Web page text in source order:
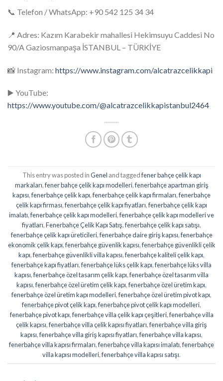
📞 Telefon / WhatsApp: +90 542 125 34 34
📍 Adres: Kazım Karabekir mahallesi Hekimsuyu Caddesi No
90/A Gaziosmanpaşa İSTANBUL – TÜRKİYE
📸 Instagram: https://www.instagram.com/alcatrazcelikkapi
▶️ YouTube:
https://www.youtube.com/@alcatrazcelikkapistanbul2464
This entry was posted inGenel and taggedfener bahçe çelik kapı
markaları,fener bahçe çelik kapı modelleri,fenerbahçe apartman giriş
kapısı,fenerbahçe çelik kapı,fenerbahçe çelik kapı firmaları,fenerbahçe
çelik kapı firması,fenerbahçe çelik kapı fiyatları,fenerbahçe çelik kapı
imalatı,fenerbahçe çelik kapı modelleri,fenerbahçe çelik kapı modelleri ve
fiyatları,Fenerbahçe Çelik Kapı Satış,fenerbahçe çelik kapı satışı,
fenerbahçe çelik kapı üreticileri,fenerbahçe daire giriş kapısı,fenerbahçe
ekonomik çelik kapı,fenerbahçe güvenlik kapısı,fenerbahçe güvenlikli çelik
kapı,fenerbahçe güvenlikli villa kapısı,fenerbahçe kaliteli çelik kapı,
fenerbahçe kapı fiyatları,fenerbahçe lüks çelik kapı,fenerbahçe lüks villa
kapısı,fenerbahçe özel tasarım çelik kapı,fenerbahçe özel tasarım villa
kapısı,fenerbahçe özel üretim çelik kapı,fenerbahçe özel üretim kapı,
fenerbahçe özel üretim kapı modelleri,fenerbahçe özel üretim pivot kapı,
fenerbahçe pivot çelik kapı,fenerbahçe pivot çelik kapı modelleri,
fenerbahçe pivot kapı,fenerbahçe villa çelik kapı çeşitleri,fenerbahçe villa
çelik kapısı,fenerbahçe villa çelik kapısı fiyatları,fenerbahçe villa giriş
kapısı,fenerbahçe villa giriş kapısı fiyatları,fenerbahçe villa kapısı,
fenerbahçe villa kapısı firmaları,fenerbahçe villa kapısı imalatı,fenerbahçe
villa kapısı modelleri,fenerbahçe villa kapısı satışı.